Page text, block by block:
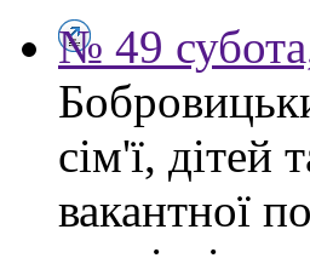
№ 49
сім'ї, дітей
вакантної